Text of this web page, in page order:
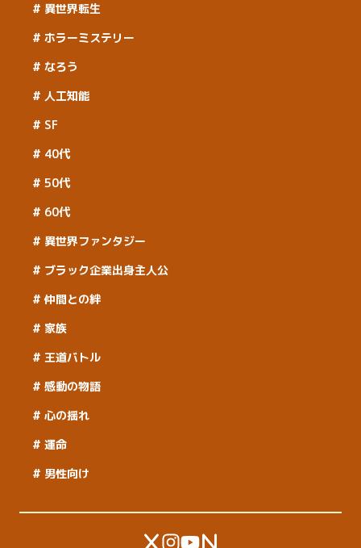
異世界転生
ホラーミステリー
なろう
人工知能
SF
40代
50代
60代
異世界ファンタジー
ブラック企業出身主人公
仲間との絆
家族
王道バトル
感動の物語
心の揺れ
運命
男性向け